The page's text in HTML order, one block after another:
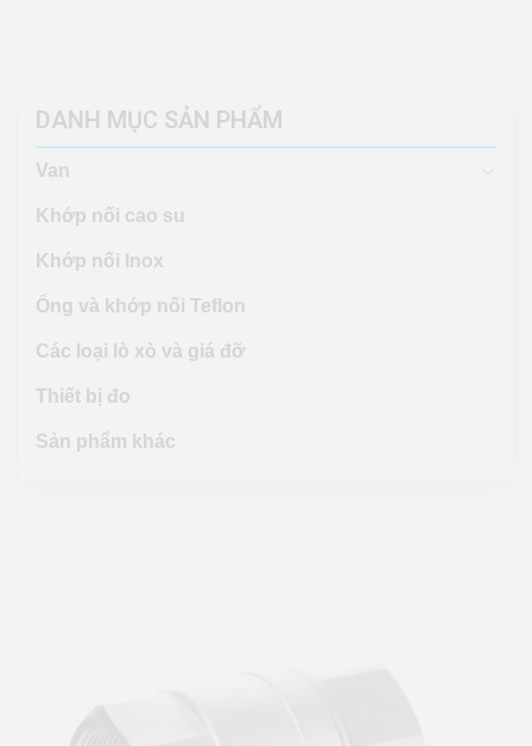
DANH MỤC SẢN PHẨM
Van
Khớp nối cao su
Khớp nối Inox
Ống và khớp nối Teflon
Các loại lò xò và giá đỡ
Thiết bị đo
Sản phẩm khác